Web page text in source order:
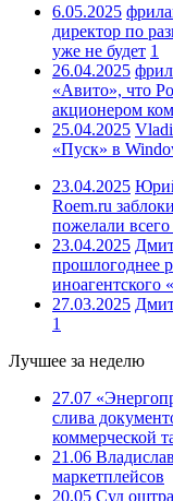
6.05.2025
директор по
уже не будет 1
26.04.2025
«Авито», что
акционером
25.04.2025
«Пуск» в
23.04.2025
Roem.ru
пожелали
23.04.2025
прошлогоднее
27.03.2025
1
Лучшее за неделю
27.07
слива
коммерческой
21.06
маркетплейсов
20.05 Суд